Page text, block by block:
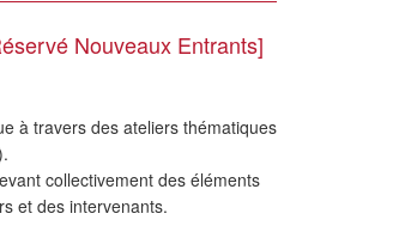
Nouveaux Entrants]
à travers des ateliers thématiques
collectivement des éléments
et des intervenants.